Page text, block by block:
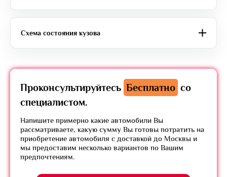
Схема состояния кузова
Проконсультируйтесь Бесплатно со
специалистом.
Напишите примерно какие автомобили Вы
рассматриваете, какую сумму Вы готовы потратить на
приобретение автомобиля с доставкой до Москвы и
мы предоставим несколько вариантов по Вашим
предпочтениям.